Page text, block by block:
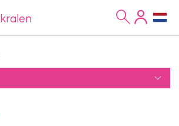
kralen